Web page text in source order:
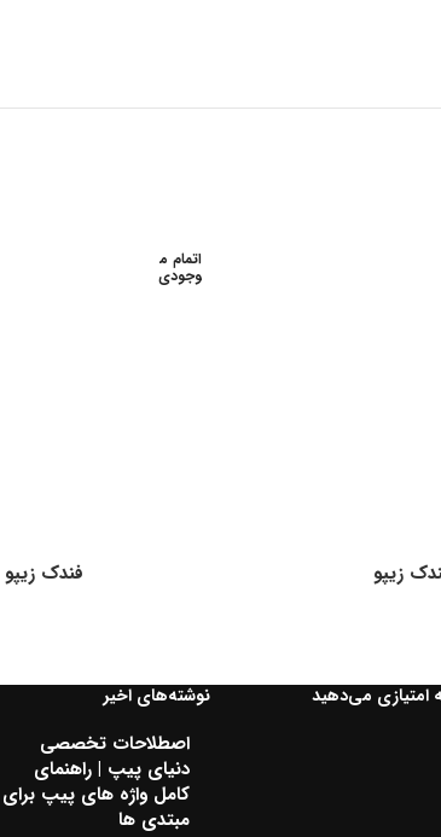
زیپو
اتمام م
وجودی
فندک زیپو
امتیازی می‌دهید نوشته‌های اخیر
اصطلاحات تخصصی
دنیای پیپ | راهنمای
کامل واژه های پیپ برای
مبتدی ها